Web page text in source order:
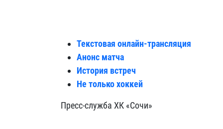
Текстовая онлайн-трансляция
Анонс матча
История встреч
Не только хоккей
Пресс-служба ХК «Сочи»